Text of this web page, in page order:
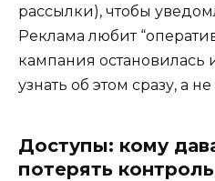
рассылки), чтобы
Реклама любит
кампания остановилась
узнать об этом сразу, а
Доступы: кому
потерять контроль